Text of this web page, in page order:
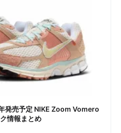
発売予定 NIKE Zoom Vomero
情報まとめ